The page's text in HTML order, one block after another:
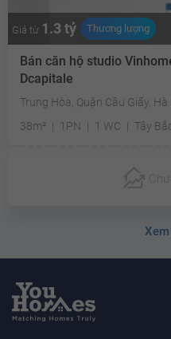
Giá từ 1.3 tỷ Thương lượng
Bán căn hộ studio
Dcapitale
Trung Hòa, Quận Cầu Giấy, Hà
38m²
1PN 1 WC Tây